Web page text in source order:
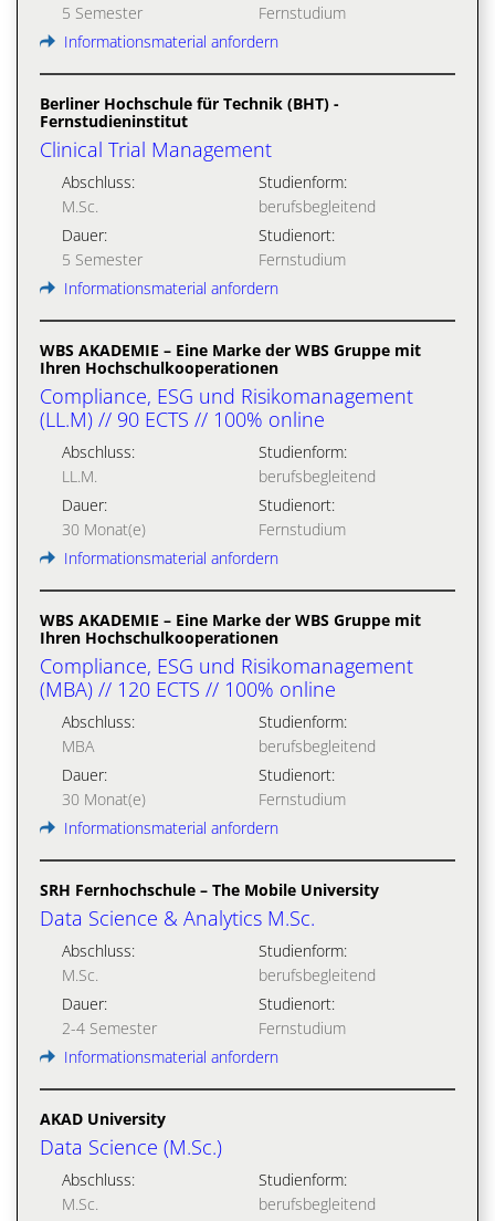
5 Semester
Fernstudium
Informationsmaterial anfordern
Berliner Hochschule für Technik (BHT) -
Fernstudieninstitut
Clinical Trial Management
Abschluss:
M.Sc.
Studienform:
berufsbegleitend
Dauer:
5 Semester
Studienort:
Fernstudium
Informationsmaterial anfordern
WBS AKADEMIE – Eine Marke der WBS Gruppe mit
Ihren Hochschulkooperationen
Compliance, ESG und Risikomanagement
(LL.M) // 90 ECTS // 100% online
Abschluss:
LL.M.
Studienform:
berufsbegleitend
Dauer:
30 Monat(e)
Studienort:
Fernstudium
Informationsmaterial anfordern
WBS AKADEMIE – Eine Marke der WBS Gruppe mit
Ihren Hochschulkooperationen
Compliance, ESG und Risikomanagement
(MBA) // 120 ECTS // 100% online
Abschluss:
MBA
Studienform:
berufsbegleitend
Dauer:
30 Monat(e)
Studienort:
Fernstudium
Informationsmaterial anfordern
SRH Fernhochschule – The Mobile University
Data Science & Analytics M.Sc.
Abschluss:
M.Sc.
Studienform:
berufsbegleitend
Dauer:
2-4 Semester
Studienort:
Fernstudium
Informationsmaterial anfordern
AKAD University
Data Science (M.Sc.)
Abschluss:
M.Sc.
Studienform:
berufsbegleitend